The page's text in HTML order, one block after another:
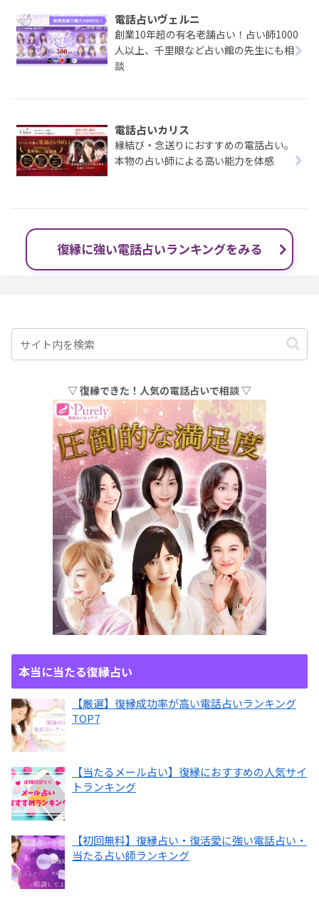
電話占いヴェルニ
創業10年超の有名老舗占い！占い師1000
人以上、千里眼など占い館の先生にも相
談
電話占いカリス
縁結び・念送りにおすすめの電話占い。
本物の占い師による高い能力を体感
復縁に強い電話占いランキングをみる
▽ 復縁できた！人気の電話占いで相談 ▽
本当に当たる復縁占い
【厳選】復縁成功率が高い電話占いランキング
TOP7
【当たるメール占い】復縁におすすめの人気サイ
トランキング
【初回無料】復縁占い・復活愛に強い電話占い・
当たる占い師ランキング